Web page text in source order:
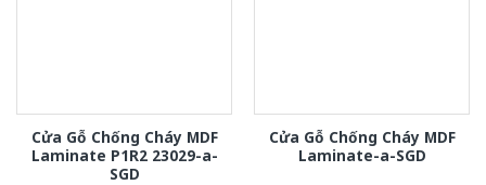
Cửa Gỗ Chống Cháy MDF
Laminate P1R2 23029-a-
SGD
Cửa Gỗ Chống Cháy MDF
Laminate-a-SGD